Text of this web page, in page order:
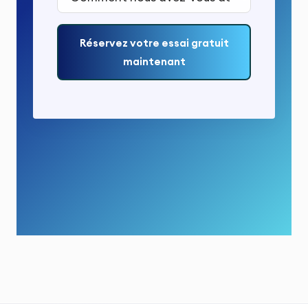
Réservez votre essai gratuit
maintenant